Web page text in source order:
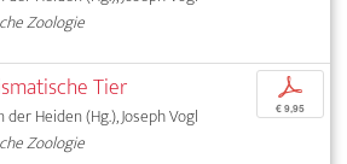
Zoologie
Tier
der Heiden (Hg.), Joseph Vogl
Zoologie
p
€ 9,95